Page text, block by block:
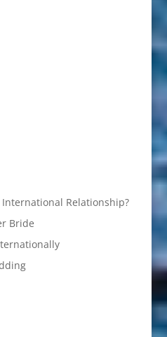
Relationship?
Bride